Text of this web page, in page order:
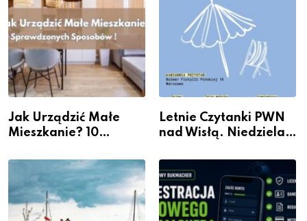
Jak Urządzić Małe
Mieszkanie? 10
Przestrzeni Bez
Kosztownego Remontu
Letnie Czytanki PWN
nad Wisłą. Niedziela z
dla siebie